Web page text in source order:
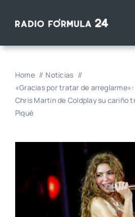
Home
Noticias
«Gracias por tratar de
Chris Martin de Coldplay su cariño
Piqué